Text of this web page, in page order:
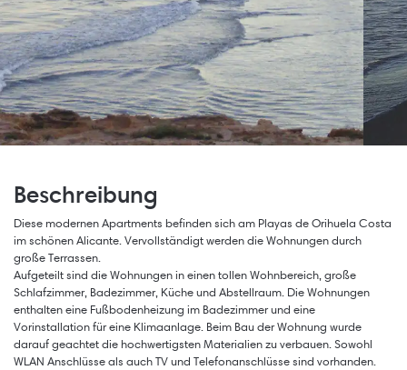
Beschreibung
Diese modernen Apartments befinden sich am Playas de Orihuela Costa
im schönen Alicante. Vervollständigt werden die Wohnungen durch
große Terrassen.
Aufgeteilt sind die Wohnungen in einen tollen Wohnbereich, große
Schlafzimmer, Badezimmer, Küche und Abstellraum. Die Wohnungen
enthalten eine Fußbodenheizung im Badezimmer und eine
Vorinstallation für eine Klimaanlage. Beim Bau der Wohnung wurde
darauf geachtet die hochwertigsten Materialien zu verbauen. Sowohl
WLAN Anschlüsse als auch TV und Telefonanschlüsse sind vorhanden.